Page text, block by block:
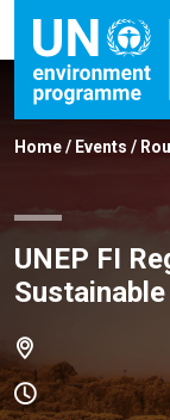
Home/ Events /
UNEP FI